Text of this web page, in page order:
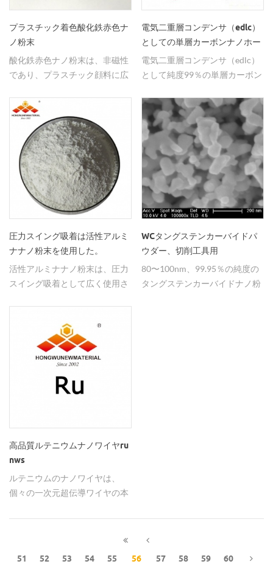
プラスチック着色酸化鉄赤色ナ
ノ粉末
酸化鉄赤色ナノ粉末は、非磁性
であり、プラスチック顔料に広
電気二重層コンデンサ（edlc）
としての単層カーボンナノホー
ンの使用
電気二重層コンデンサ（edlc）
として純度99％の単層カーボン
圧力スイング吸着は活性アルミ
ナナノ粉末を使用した。
活性アルミナナノ粉末は、圧力
スイング吸着として広く使用さ
WCタングステンカーバイドパ
ウダー、切削工具用
80〜100nm、99.95％の純度の
タングステンカーバイドナノ粉
高品質ルテニウムナノワイヤru
nws
ルテニウムのナノワイヤは、
個々の一次元超伝導ワイヤの本
補である。
51 52 53 54 55 56 57 58 59 60